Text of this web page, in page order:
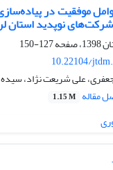
موفقیت در
نوپدید استان‌
127-150
10.22104/
علی شریعت نژاد،
مقاله 1.15 M